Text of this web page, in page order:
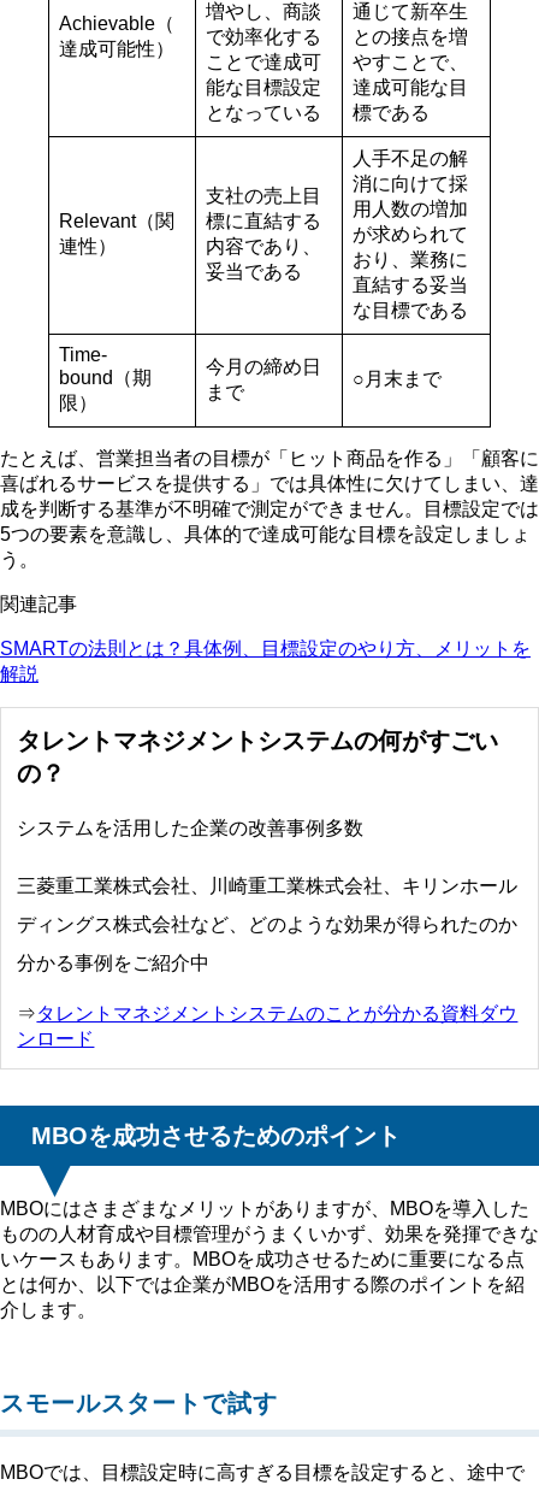
Achievable（
達成可能性）
増やし、商談
で効率化する
ことで達成可
能な目標設定
となっている
通じて新卒生
との接点を増
やすことで、
達成可能な目
標である
Relevant（関
連性）
支社の売上目
標に直結する
内容であり、
妥当である
人手不足の解
消に向けて採
用人数の増加
が求められて
おり、業務に
直結する妥当
な目標である
Time-
bound（期
限）
今月の締め日
まで
○月末まで
たとえば、営業担当者の目標が「ヒット商品を作る」「顧客に
喜ばれるサービスを提供する」では具体性に欠けてしまい、達
成を判断する基準が不明確で測定ができません。目標設定では
5つの要素を意識し、具体的で達成可能な目標を設定しましょ
う。
関連記事
SMARTの法則とは？具体例、目標設定のやり方、メリットを
解説
タレントマネジメントシステムの何がすごい
の？
システムを活用した企業の改善事例多数
三菱重工業株式会社、川崎重工業株式会社、キリンホール
ディングス株式会社など、どのような効果が得られたのか
分かる事例をご紹介中
⇒タレントマネジメントシステムのことが分かる資料ダウ
ンロード
MBOを成功させるためのポイント
MBOにはさまざまなメリットがありますが、MBOを導入した
ものの人材育成や目標管理がうまくいかず、効果を発揮できな
いケースもあります。MBOを成功させるために重要になる点
とは何か、以下では企業がMBOを活用する際のポイントを紹
介します。
スモールスタートで試す
MBOでは、目標設定時に高すぎる目標を設定すると、途中で